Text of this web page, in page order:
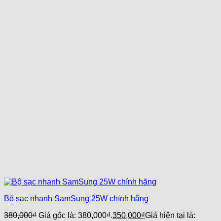
Bộ sạc nhanh SamSung 25W chính hãng
380,000₫ Giá gốc là: 380,000₫.350,000₫Giá hiện tại là: